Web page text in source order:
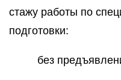
стажу работы по
подготовки:
без